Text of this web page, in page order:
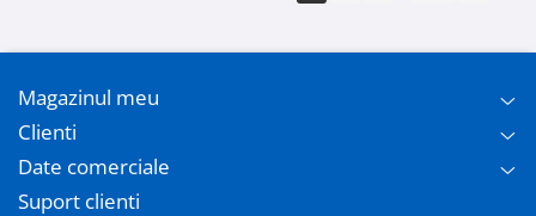
Magazinul meu
Clienti
Date comerciale
Suport clienti